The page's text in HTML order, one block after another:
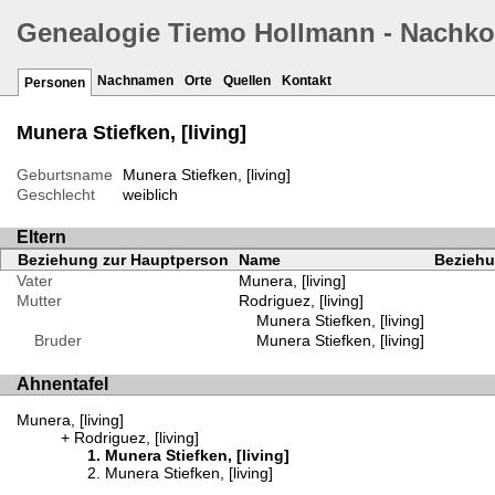
Genealogie Tiemo Hollmann -
Personen Nachnamen Orte Quellen Kontakt
Munera Stiefken, [living]
Geburtsname
Munera Stiefken, [living]
Geschlecht
weiblich
Eltern
Beziehung zur Hauptperson Name
Vater
Munera, [living]
Mutter
Rodriguez, [living]
Munera Stiefken, [living]
Bruder
Munera Stiefken, [living]
Ahnentafel
Munera, [living]
Rodriguez, [living]
Munera Stiefken, [living]
Munera Stiefken, [living]